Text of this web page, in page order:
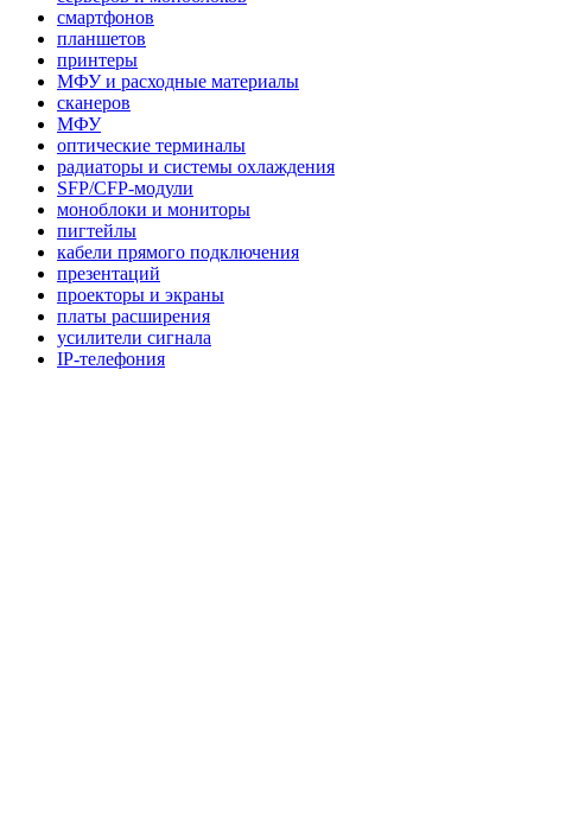
смартфонов
планшетов
принтеры
МФУ и расходные материалы
сканеров
МФУ
оптические терминалы
радиаторы и системы охлаждения
SFP/CFP-модули
моноблоки и мониторы
пигтейлы
кабели прямого подключения
презентаций
проекторы и экраны
платы расширения
усилители сигнала
IP-телефония